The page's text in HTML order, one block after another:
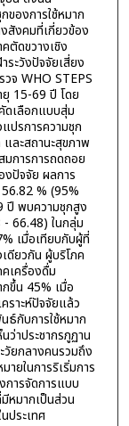
ของการใช้หมาก
สังคมที่เกี่ยวข้อง
ตัดขวางเชิง
ระวังปัจจัยเสี่ยง
วจ WHO STEPS
ยุ 15-69 ปี โดย
ดเลือกแบบสุ่ม
ปรการความชุก
ละสถานะสุขภาพ
มการการถดถอย
ปัจจัย ผลการ
% (95%
ปี พบความชุกสูง
66.48) ในกลุ่ม
เมื่อเทียบกับผู้ที่
ดียวกัน ผู้บริโภค
เครื่องดื่ม
ขึ้น 45% เมื่อ
ราะห์ปัจจัยแล้ว
กับการใช้หมาก
ว่าประชากรภูฏาน
วัยกลางคนรวมถึง
ยในการริเริ่มการ
ารจัดการแบบ
หมากเป็นส่วน
ประเทศ